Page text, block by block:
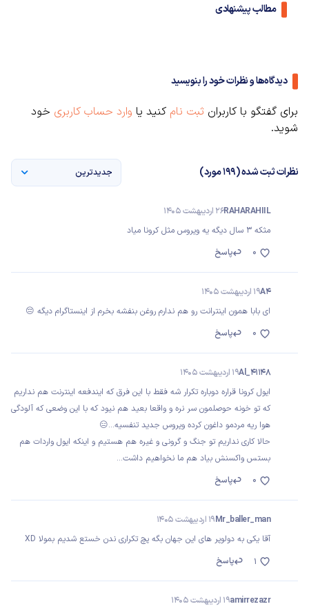
مطالب پیشنهادی
دیدگاه‌ها و نظرات خود را بنویسید
برای گفتگو با کاربران ثبت نام کنید یا وارد حساب کاربری خود
شوید.
نظرات ثبت شده (199 مورد) جدیدترین
RAHARAHIIL26 اردیبهشت 1405
مثکه ۳ سال دیگه یه ویروس مثل کرونا میاد
پاسخ
0
A419 اردیبهشت 1405
ای بابا همون اینترانت رو هم ندارم روغن بنفشه بخرم از اینستاگرام دیگه 😔
پاسخ
0
Al_4114819 اردیبهشت 1405
ایول کرونا قراره دوباره تکرار شه فقط با این فرق که ایندفعه اینترنت هم نداریم
که تو خونه حوصلمون سر نره و واقعا بعید هم نیود که با این وضعی که آلودگی
هوا ریه مردمو داغون کرده ویروس جدید تنفسیه...😑
حالا کاری نداریم تو جنگ و گرونی و غیره هم هستیم و اینکه ایول واردات هم
بستس واکسنش بیاد هم ما نخواهیم داشت...
پاسخ
0
Mr_baller_man19 اردیبهشت 1405
آقا یکی به دولوپر های این جهان بگه پچ تکراری ندن خستع شدیم بمولا XD
پاسخ
1
amirrezazr19 اردیبهشت 1405